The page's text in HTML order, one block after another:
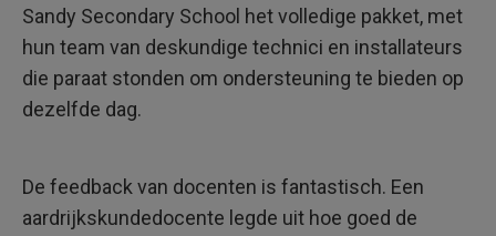
Sandy Secondary School het volledige pakket, met
hun team van deskundige technici en installateurs
die paraat stonden om ondersteuning te bieden op
dezelfde dag.
De feedback van docenten is fantastisch. Een
aardrijkskundedocente legde uit hoe goed de